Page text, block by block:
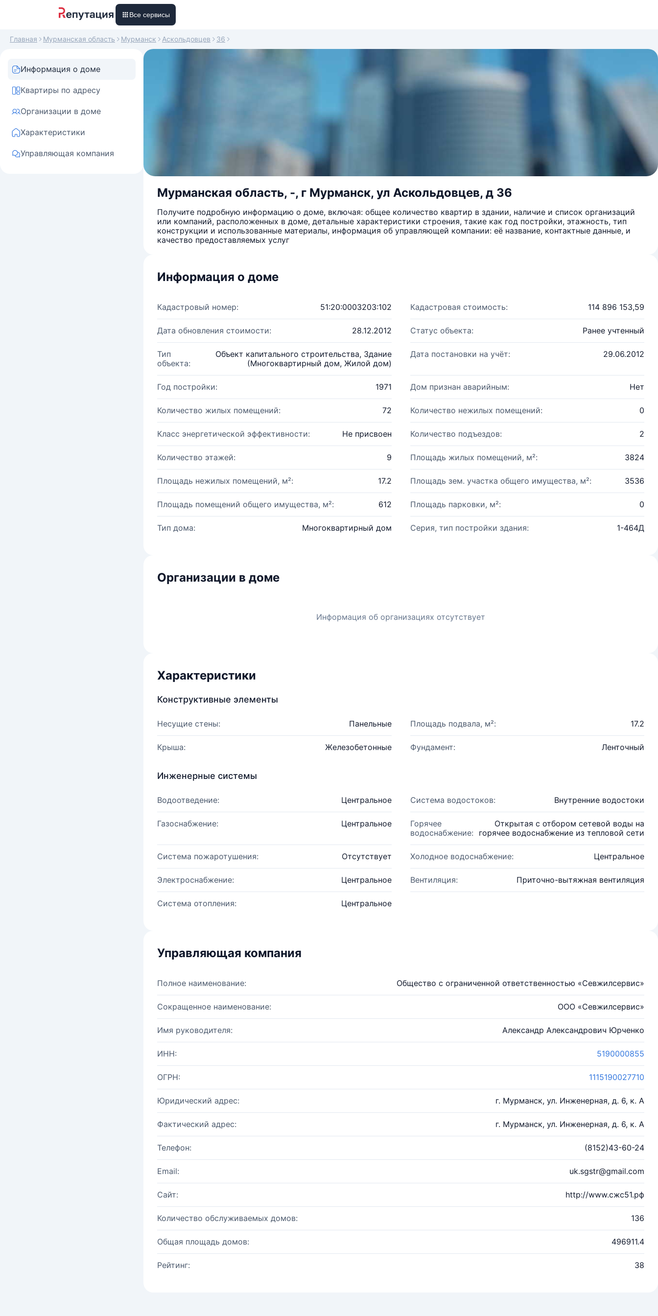
Все сервисы
Главная Мурманская область Мурманск Аскольдовцев 36
Информация о доме
Квартиры по адресу
Организации в доме
Характеристики
Управляющая компания
Мурманская область, -, г Мурманск, ул Аскольдовцев, д 36
Получите подробную информацию о доме, включая: общее количество квартир в здании, наличие и список организаций
или компаний, расположенных в доме, детальные характеристики строения, такие как год постройки, этажность, тип
конструкции и использованные материалы, информация об управляющей компании: её название, контактные данные, и
качество предоставляемых услуг
Информация о доме
Кадастровый номер: 51:20:0003203:102 Кадастровая стоимость: 114 896 153,59
Дата обновления стоимости: 28.12.2012 Статус объекта: Ранее учтенный
Тип
объекта:
Объект капитального строительства, Здание
(Многоквартирный дом, Жилой дом)
Дата постановки на учёт: 29.06.2012
Год постройки: 1971 Дом признан аварийным: Нет
Количество жилых помещений: 72 Количество нежилых помещений: 0
Класс энергетической эффективности: Не присвоен Количество подъездов: 2
Количество этажей: 9 Площадь жилых помещений, м²: 3824
Площадь нежилых помещений, м²: 17.2 Площадь зем. участка общего имущества, м²: 3536
Площадь помещений общего имущества, м²: 612 Площадь парковки, м²: 0
Тип дома: Многоквартирный дом Серия, тип постройки здания: 1-464Д
Организации в доме
Информация об организациях отсутствует
Характеристики
Конструктивные элементы
Несущие стены: Панельные Площадь подвала, м²: 17.2
Крыша: Железобетонные Фундамент: Ленточный
Инженерные системы
Водоотведение: Центральное Система водостоков: Внутренние водостоки
Газоснабжение: Центральное
Горячее
водоснабжение:
Открытая с отбором сетевой воды на
горячее водоснабжение из тепловой сети
Система пожаротушения: Отсутствует Холодное водоснабжение: Центральное
Электроснабжение: Центральное Вентиляция: Приточно-вытяжная вентиляция
Система отопления: Центральное
Управляющая компания
Полное наименование: Общество с ограниченной ответственностью «Севжилсервис»
Сокращенное наименование: ООО «Севжилсервис»
Имя руководителя: Александр Александрович Юрченко
ИНН: 5190000855
ОГРН: 1115190027710
Юридический адрес: г. Мурманск, ул. Инженерная, д. 6, к. А
Фактический адрес: г. Мурманск, ул. Инженерная, д. 6, к. А
Телефон: (8152)43-60-24
Email: uk.sgstr@gmail.com
Сайт: http://www.сжс51.рф
Количество обслуживаемых домов: 136
Общая площадь домов: 496911.4
Рейтинг: 38